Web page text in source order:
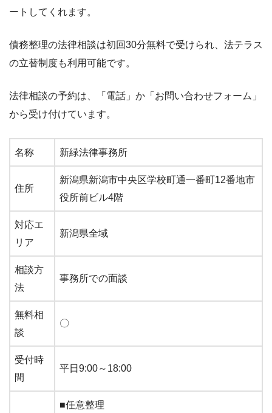
ートしてくれます。
債務整理の法律相談は初回30分無料で受けられ、法テラス
の立替制度も利用可能です。
法律相談の予約は、「電話」か「お問い合わせフォーム」
から受け付けています。
名称 新緑法律事務所
住所
新潟県新潟市中央区学校町通一番町12番地市
役所前ビル4階
対応エ
リア
新潟県全域
相談方
法
事務所での面談
無料相
談
〇
受付時
間
平日9:00～18:00
■任意整理